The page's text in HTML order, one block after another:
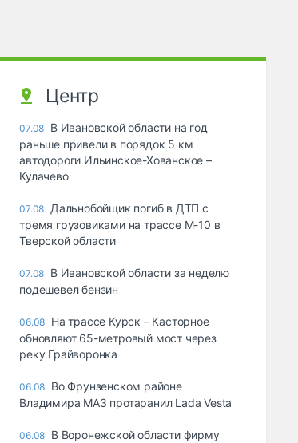
Центр
07.08 В Ивановской области на год
раньше привели в порядок 5 км
автодороги Ильинское-Хованское –
Кулачево
07.08 Дальнобойщик погиб в ДТП с
тремя грузовиками на трассе М-10 в
Тверской области
07.08 В Ивановской области за неделю
подешевел бензин
06.08 На трассе Курск – Касторное
обновляют 65-метровый мост через
реку Грайворонка
06.08 Во Фрунзенском районе
Владимира МАЗ протаранил Lada Vesta
06.08 В Воронежской области фирму